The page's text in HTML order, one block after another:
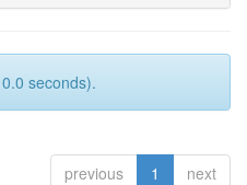
seconds).
previous 1 next